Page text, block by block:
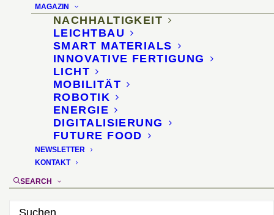
MAGAZIN
NACHHALTIGKEIT
LEICHTBAU
SMART MATERIALS
INNOVATIVE FERTIGUNG
LICHT
MOBILITÄT
ROBOTIK
ENERGIE
DIGITALISIERUNG
FUTURE FOOD
NEWSLETTER
KONTAKT
SEARCH
fest
23. November 2023